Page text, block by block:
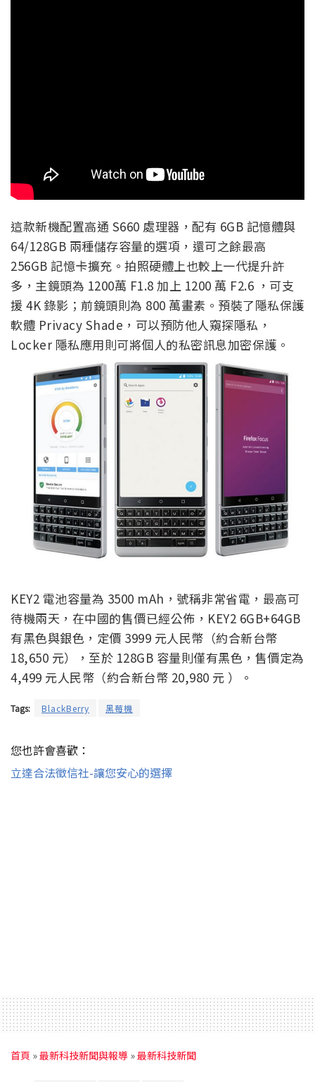
這款新機配置高通 S660 處理器，配有 6GB 記憶體與
64/128GB 兩種儲存容量的選項，還可之餘最高
256GB 記憶卡擴充。拍照硬體上也較上一代提升許
多，主鏡頭為 1200萬 F1.8 加上 1200 萬 F2.6 ，可支
援 4K 錄影；前鏡頭則為 800 萬畫素。預裝了隱私保護
軟體 Privacy Shade，可以預防他人窺探隱私，
Locker 隱私應用則可將個人的私密訊息加密保護。
KEY2 電池容量為 3500 mAh，號稱非常省電，最高可
待機兩天，在中國的售價已經公佈，KEY2 6GB+64GB
有黑色與銀色，定價 3999 元人民幣（約合新台幣
18,650 元），至於 128GB 容量則僅有黑色，售價定為
4,499 元人民幣（約合新台幣 20,980 元 ）。
Tags: BlackBerry 黑莓機
您也許會喜歡：
立達合法徵信社-讓您安心的選擇
首頁 »最新科技新聞與報導 »最新科技新聞